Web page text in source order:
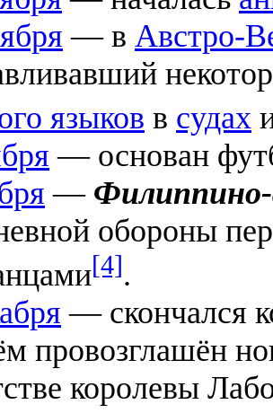
— в Австро-
языков в судах
— основан
— Филиппино-
обороны
[4].
— скончался
провозглашён
королевы